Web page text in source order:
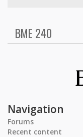
BME 240
Navigation
Forums
Recent content